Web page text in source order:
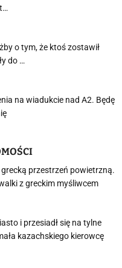
o tym, że ktoś zostawił
do …
na wiadukcie nad A2. Będę
przestrzeń powietrzną.
z greckim myśliwcem
i przesiadł się na tylne
kazachskiego kierowcę